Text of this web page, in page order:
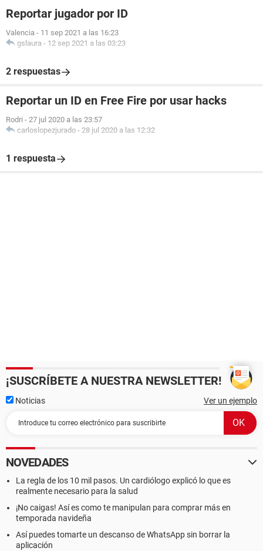
Reportar jugador por ID
Valencia - 11 sep 2021 a las 16:23
gslaura - 12 sep 2021 a las 03:23
2 respuestas
Reportar un ID en Free Fire por usar hacks
Rodri - 27 jul 2020 a las 23:57
carloslopezjurado - 28 jul 2020 a las 12:32
1 respuesta
¡SUSCRÍBETE A NUESTRA NEWSLETTER!
Noticias Ver un ejemplo
NOVEDADES
La regla de los 10 mil pasos. Un cardiólogo explicó lo que es
realmente necesario para la salud
¡No caigas! Así es como te manipulan para comprar más en
temporada navideña
Así puedes tomarte un descanso de WhatsApp sin borrar la
aplicación